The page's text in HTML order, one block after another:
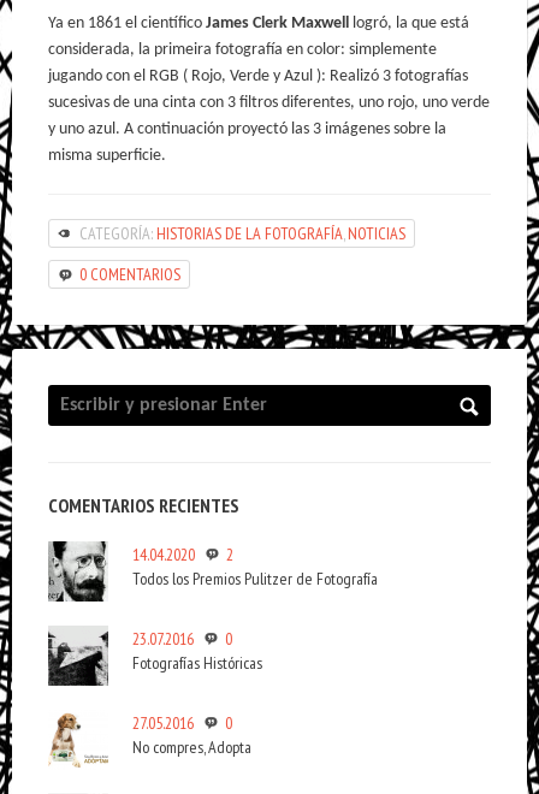
Ya en 1861 el científico James Clerk Maxwell
logró, la que está
considerada, la primeira fotografía en color: simplemente
jugando con el RGB ( Rojo, Verde y Azul ): Realizó 3 fotografías
sucesivas de una cinta con 3 filtros diferentes, uno rojo, uno verde
y uno azul. A continuación proyectó las 3 imágenes sobre la
misma superficie.
CATEGORÍA: HISTORIAS DE LA FOTOGRAFÍA,NOTICIAS
0 COMENTARIOS
COMENTARIOS RECIENTES
14.04.2020
2
Todos los Premios Pulitzer de Fotografía
23.07.2016
0
Fotografías Históricas
27.05.2016
0
No compres, Adopta